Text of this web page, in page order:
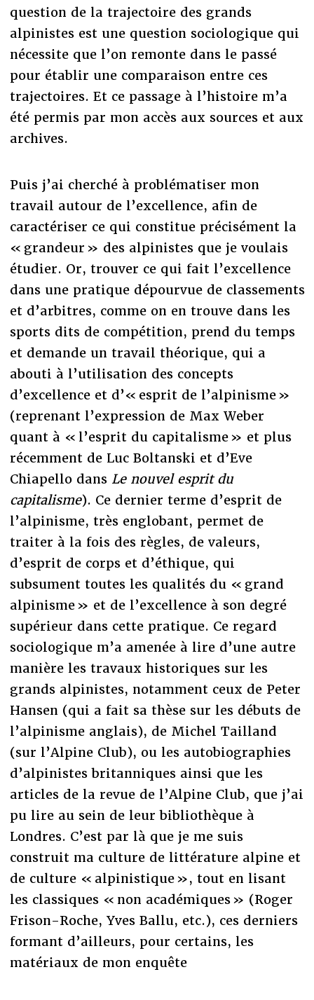
question de la trajectoire des grands
alpinistes est une question sociologique qui
nécessite que l’on remonte dans le passé
pour établir une comparaison entre ces
trajectoires. Et ce passage à l’histoire m’a
été permis par mon accès aux sources et aux
archives.
Puis j’ai cherché à problématiser mon
travail autour de l’excellence, afin de
caractériser ce qui constitue précisément la
« grandeur » des alpinistes que je voulais
étudier. Or, trouver ce qui fait l’excellence
dans une pratique dépourvue de classements
et d’arbitres, comme on en trouve dans les
sports dits de compétition, prend du temps
et demande un travail théorique, qui a
abouti à l’utilisation des concepts
d’excellence et d’« esprit de l’alpinisme »
(reprenant l’expression de Max Weber
quant à « l’esprit du capitalisme » et plus
récemment de Luc Boltanski et d’Eve
Chiapello dans Le nouvel esprit du
capitalisme). Ce dernier terme d’esprit de
l’alpinisme, très englobant, permet de
traiter à la fois des règles, de valeurs,
d’esprit de corps et d’éthique, qui
subsument toutes les qualités du « grand
alpinisme » et de l’excellence à son degré
supérieur dans cette pratique. Ce regard
sociologique m’a amenée à lire d’une autre
manière les travaux historiques sur les
grands alpinistes, notamment ceux de Peter
Hansen (qui a fait sa thèse sur les débuts de
l’alpinisme anglais), de Michel Tailland
(sur l’Alpine Club), ou les autobiographies
d’alpinistes britanniques ainsi que les
articles de la revue de l’Alpine Club, que j’ai
pu lire au sein de leur bibliothèque à
Londres. C’est par là que je me suis
construit ma culture de littérature alpine et
de culture « alpinistique », tout en lisant
les classiques « non académiques » (Roger
Frison-Roche, Yves Ballu, etc.), ces derniers
formant d’ailleurs, pour certains, les
matériaux de mon enquête